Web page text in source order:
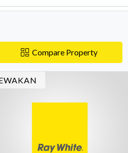
Compare Property